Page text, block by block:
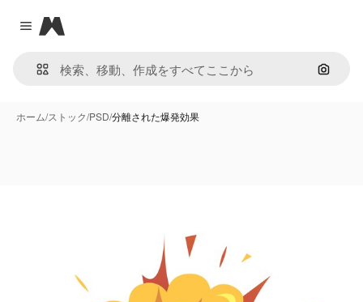
Close menu
Magnific
画像で
ホーム/ストック/PSD/分離された爆発効果